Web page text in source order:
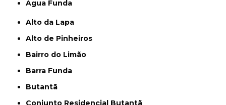
Água Funda
Alto da Lapa
Alto de Pinheiros
Bairro do Limão
Barra Funda
Butantã
Conjunto Residencial Butantã